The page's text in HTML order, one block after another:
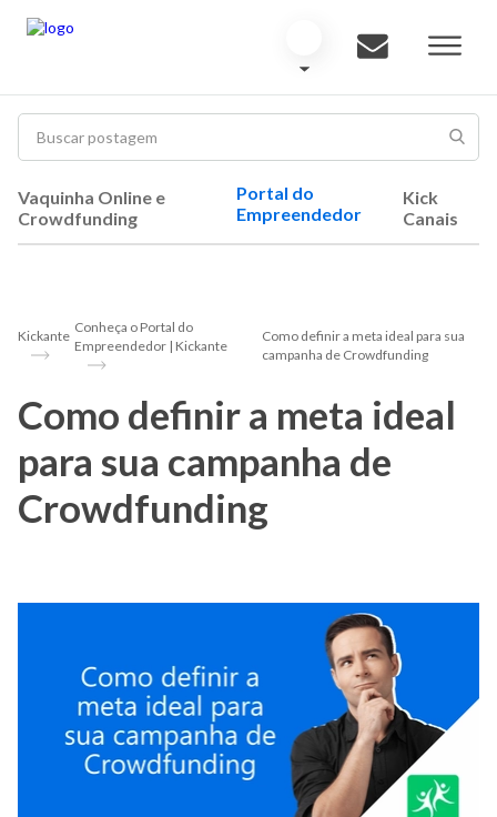
Vaquinha Online e
Crowdfunding
Portal do
Empreendedor
Kick
Canais
Kickante
Conheça o Portal do
Empreendedor | Kickante
Como definir a meta ideal para sua
campanha de Crowdfunding
Como definir a meta ideal
para sua campanha de
Crowdfunding